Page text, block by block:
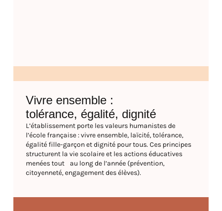
Vivre ensemble :
tolérance, égalité, dignité
L’établissement porte les valeurs humanistes de
l’école française : vivre ensemble, laïcité, tolérance,
égalité fille-garçon et dignité pour tous. Ces principes
structurent la vie scolaire et les actions éducatives
menées tout au long de l’année (prévention,
citoyenneté, engagement des élèves).